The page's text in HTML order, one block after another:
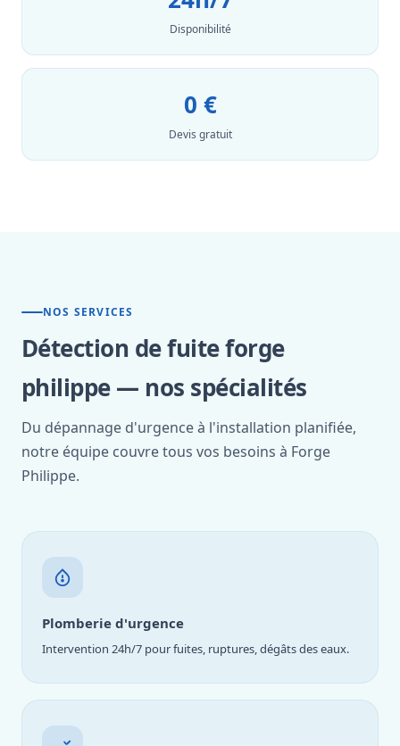
Disponibilité
0 €
Devis gratuit
NOS SERVICES
Détection de fuite forge
philippe — nos spécialités
Du dépannage d'urgence à l'installation planifiée,
notre équipe couvre tous vos besoins à Forge
Philippe.
Plomberie d'urgence
Intervention 24h/7 pour fuites, ruptures, dégâts des eaux.